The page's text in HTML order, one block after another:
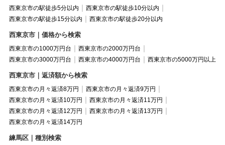
西東京市の駅徒歩5分以内
西東京市の駅徒歩10分以内
西東京市の駅徒歩15分以内
西東京市の駅徒歩20分以内
西東京市｜価格から検索
西東京市の1000万円台
西東京市の2000万円台
西東京市の3000万円台
西東京市の4000万円台 西東京市の5000万円以上
西東京市｜返済額から検索
西東京市の月々返済8万円
西東京市の月々返済9万円
西東京市の月々返済10万円
西東京市の月々返済11万円
西東京市の月々返済12万円
西東京市の月々返済13万円
西東京市の月々返済14万円
練馬区｜種別検索